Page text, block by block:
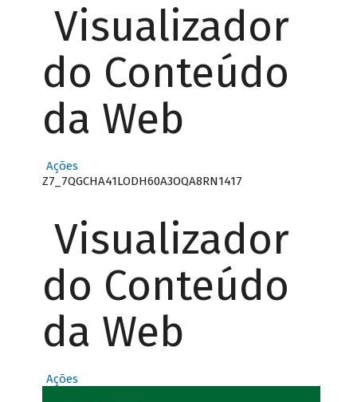
Visualizador
do Conteúdo
da Web
Ações
Z7_7QGCHA41LODH60A3OQA8RN1417
Visualizador
do Conteúdo
da Web
Ações